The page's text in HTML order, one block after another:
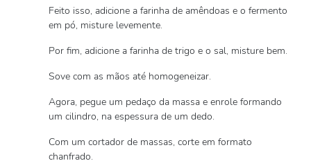
Feito isso, adicione a farinha de amêndoas e o fermento
em pó, misture levemente.
Por fim, adicione a farinha de trigo e o sal, misture bem.
Sove com as mãos até homogeneizar.
Agora, pegue um pedaço da massa e enrole formando
um cilindro, na espessura de um dedo.
Com um cortador de massas, corte em formato
chanfrado.